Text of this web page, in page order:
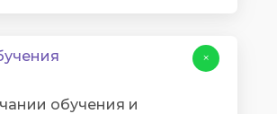
обучения и
+